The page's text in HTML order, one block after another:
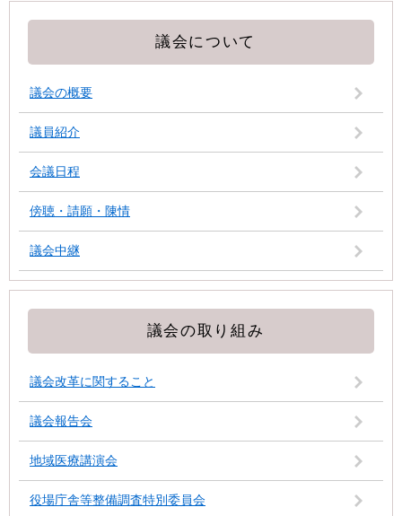
議会について
議会の概要
議員紹介
会議日程
傍聴・請願・陳情
議会中継
議会の取り組み
議会改革に関すること
議会報告会
地域医療講演会
役場庁舎等整備調査特別委員会